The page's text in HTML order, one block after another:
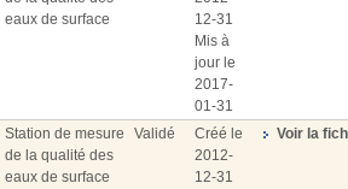
eaux de surface
12-31
Mis à
jour le
2017-
01-31
Station de mesure
de la qualité des
eaux de surface
Validé
Créé le
2012-
12-31
Voir la